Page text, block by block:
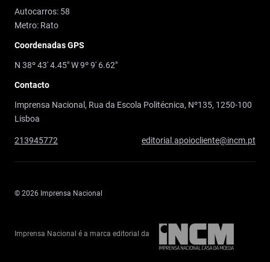
Autocarros: 58
Metro: Rato
Coordenadas GPS
N 38º 43' 4.45" W 9º 9' 6.62"
Contacto
Imprensa Nacional, Rua da Escola Politécnica, Nº135, 1250-100
Lisboa
213945772 editorial.apoiocliente@incm.pt
© 2026 Imprensa Nacional
Imprensa Nacional é a marca editorial da